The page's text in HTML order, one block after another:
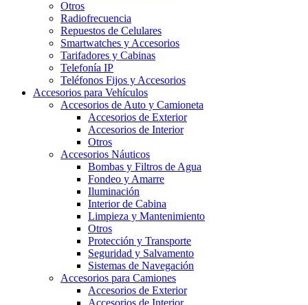
Otros
Radiofrecuencia
Repuestos de Celulares
Smartwatches y Accesorios
Tarifadores y Cabinas
Telefonía IP
Teléfonos Fijos y Accesorios
Accesorios para Vehículos
Accesorios de Auto y Camioneta
Accesorios de Exterior
Accesorios de Interior
Otros
Accesorios Náuticos
Bombas y Filtros de Agua
Fondeo y Amarre
Iluminación
Interior de Cabina
Limpieza y Mantenimiento
Otros
Protección y Transporte
Seguridad y Salvamento
Sistemas de Navegación
Accesorios para Camiones
Accesorios de Exterior
Accesorios de Interior